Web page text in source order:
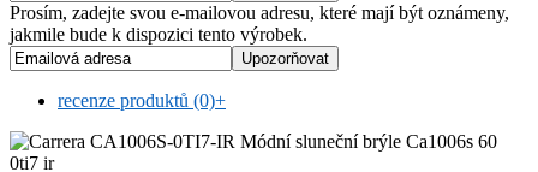
Prosím, zadejte svou e-mailovou adresu, které mají být oznámeny,
jakmile bude k dispozici tento výrobek.
recenze produktů (0)+